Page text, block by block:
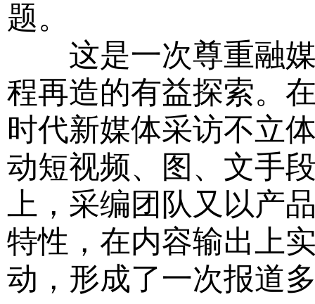
题。
这是一次尊重融媒
程再造的有益探索。
时代新媒体采访不立
动短视频、图、文手
上，采编团队又以产
特性，在内容输出上
动，形成了一次报道